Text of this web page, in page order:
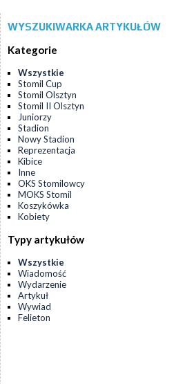
WYSZUKIWARKA ARTYKUŁÓW
Kategorie
Wszystkie
Stomil Cup
Stomil Olsztyn
Stomil II Olsztyn
Juniorzy
Stadion
Nowy Stadion
Reprezentacja
Kibice
Inne
OKS Stomilowcy
MOKS Stomil
Koszykówka
Kobiety
Typy artykułów
Wszystkie
Wiadomość
Wydarzenie
Artykuł
Wywiad
Felieton